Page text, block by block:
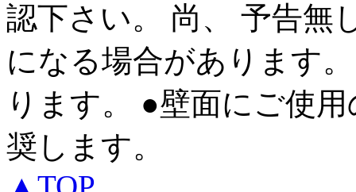
認下さい。 尚、 予告無
になる場合があります
ります。 ●壁面にご使
奨します。